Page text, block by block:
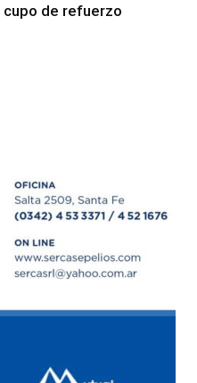
cupo de refuerzo